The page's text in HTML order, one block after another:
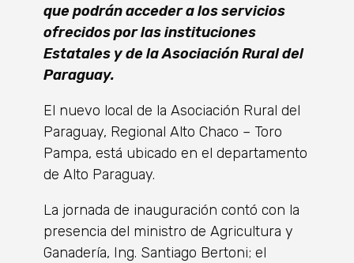
que podrán acceder a los servicios
ofrecidos por las instituciones
Estatales y de la Asociación Rural del
Paraguay.
El nuevo local de la Asociación Rural del
Paraguay, Regional Alto Chaco – Toro
Pampa, está ubicado en el departamento
de Alto Paraguay.
La jornada de inauguración contó con la
presencia del ministro de Agricultura y
Ganadería, Ing. Santiago Bertoni; el